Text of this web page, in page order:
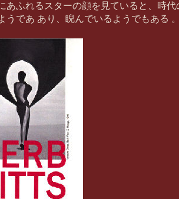
あふれるスターの顔を見ていると、時
うであ あり、睨んでいるようでもある